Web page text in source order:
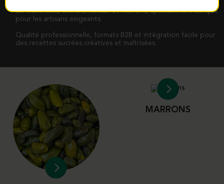
de fruits secs, extraits floraux et marrons, spécialement conçue
pour les artisans exigeants.
Qualité professionnelle, formats B2B et intégration facile pour
des recettes sucrées créatives et maîtrisées.
MARRONS